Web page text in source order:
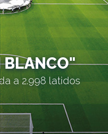
BLANCO"
a 2.998 latidos